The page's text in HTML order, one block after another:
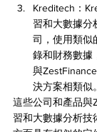
Kreditech：
習和大數據分
司，使用類似
錄和財務數據
與
決方案相類似。
這些公司和產品與
習和大數據分析技